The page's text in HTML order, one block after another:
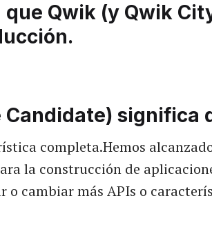
que Qwik (y Qwik
Candidate) significa
completa.Hemos
la construcción de
o cambiar más APIs o